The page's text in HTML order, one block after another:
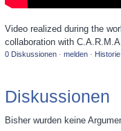
Video realized during the
collaboration with
0 Diskussionen· melden· Historie
Diskussionen
Bisher wurden keine